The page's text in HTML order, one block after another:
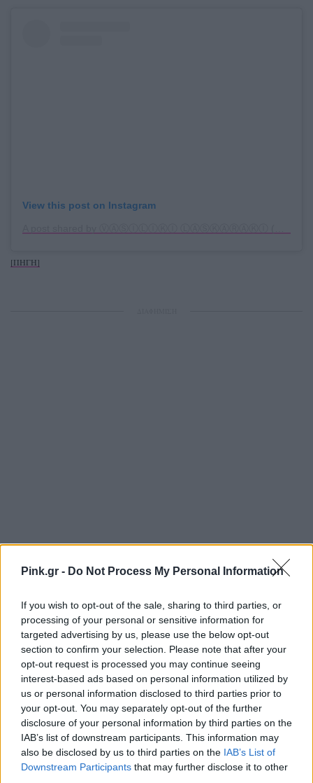
Pink.gr - Do Not Process My Personal Information
If you wish to opt-out of the sale, sharing to third parties, or
processing of your personal or sensitive information for
targeted advertising by us, please use the below opt-out
section to confirm your selection. Please note that after your
opt-out request is processed you may continue seeing
interest-based ads based on personal information utilized by
us or personal information disclosed to third parties prior to
your opt-out. You may separately opt-out of the further
disclosure of your personal information by third parties on the
IAB’s list of downstream participants. This information may
also be disclosed by us to third parties on the IAB’s List of
Downstream Participants that may further disclose it to other
View this post on Instagram
[ΠΗΓΗ]
Ακολουθήστε το Pink.gr στοGoogle Newsκαι
μάθετε πρώτοι τα πιο hot νέα.
Ακολουθήστε το Pink.gr και στοInstagram